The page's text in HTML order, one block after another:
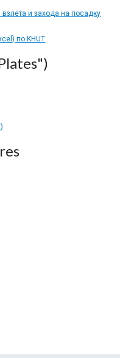
и захода на посадку
по KHUT